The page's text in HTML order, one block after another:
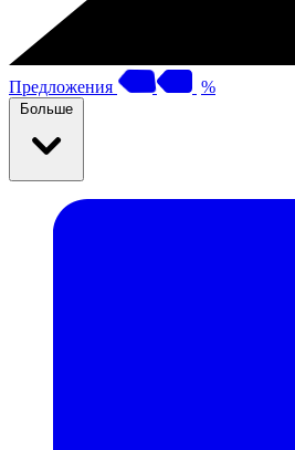
Предложения %
Больше